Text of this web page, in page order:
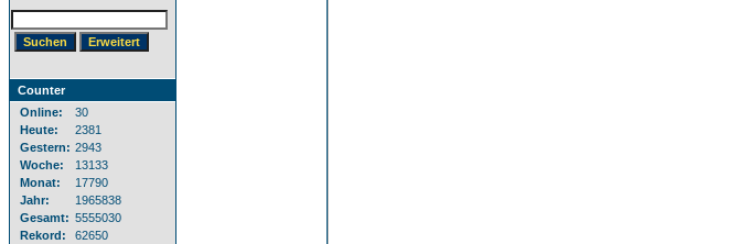
Counter
Online:
30
Heute:
2381
Gestern: 2943
Woche:
13133
Monat:
17790
Jahr:
1965838
Gesamt: 5555030
Rekord:
62650